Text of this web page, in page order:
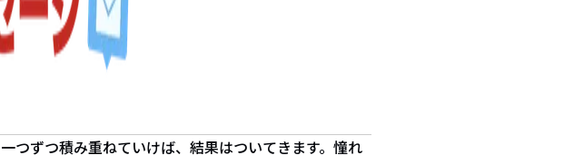
つずつ積み重ねていけば、結果はついてきます。憧れ